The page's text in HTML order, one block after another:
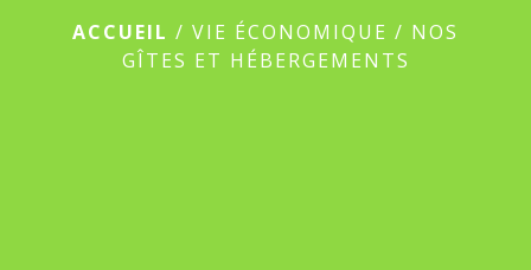
ACCUEIL / VIE ÉCONOMIQUE / NOS
GÎTES ET HÉBERGEMENTS